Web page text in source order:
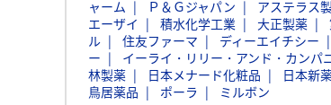
ャーム
Ｐ＆Ｇジャパン アステラス
エーザイ
積水化学工業 大正製薬
ル
住友ファーマ ディーエイチシー
ー
イーライ・リリー・アンド・カンパ
林製薬
日本メナード化粧品 日本新
鳥居薬品
ポーラ ミルボン